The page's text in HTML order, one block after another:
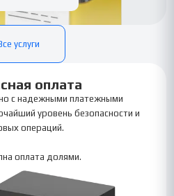
услуги
оплата
с надежными платежными
уровень безопасности и
операций.
оплата долями.